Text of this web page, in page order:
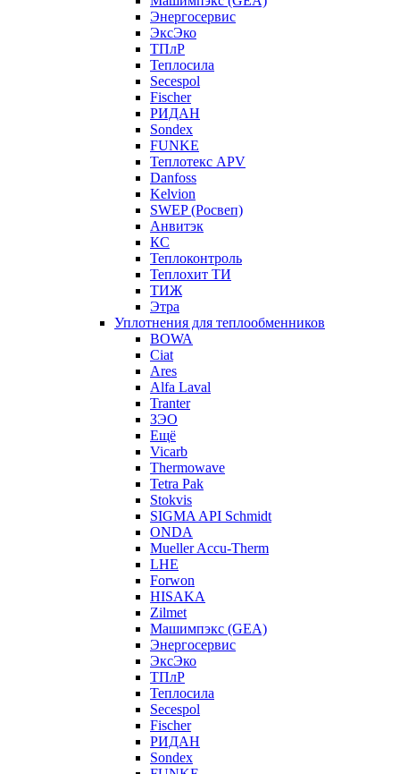
Энергосервис
ЭксЭко
ТПлР
Теплосила
Secespol
Fischer
РИДАН
Sondex
FUNKE
Теплотекс APV
Danfoss
Kelvion
SWEP (Росвеп)
Анвитэк
КС
Теплоконтроль
Теплохит ТИ
ТИЖ
Этра
Уплотнения для теплообменников
BOWA
Ciat
Ares
Alfa Laval
Tranter
ЗЭО
Ещё
Vicarb
Thermowave
Tetra Pak
Stokvis
SIGMA API Schmidt
ONDA
Mueller Accu-Therm
LHE
Forwon
HISAKA
Zilmet
Машимпэкс (GEA)
Энергосервис
ЭксЭко
ТПлР
Теплосила
Secespol
Fischer
РИДАН
Sondex